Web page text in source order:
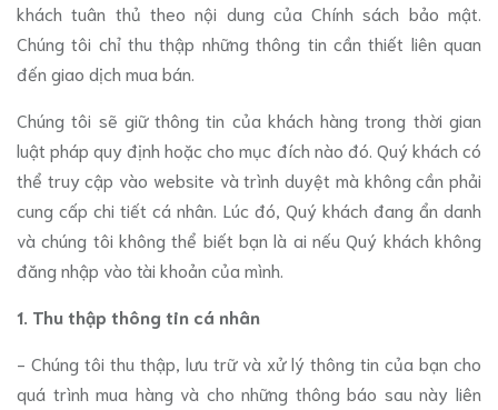
khách tuân thủ theo nội dung của Chính sách bảo mật.
Chúng tôi chỉ thu thập những thông tin cần thiết liên quan
đến giao dịch mua bán.
Chúng tôi sẽ giữ thông tin của khách hàng trong thời gian
luật pháp quy định hoặc cho mục đích nào đó. Quý khách có
thể truy cập vào website và trình duyệt mà không cần phải
cung cấp chi tiết cá nhân. Lúc đó, Quý khách đang ẩn danh
và chúng tôi không thể biết bạn là ai nếu Quý khách không
đăng nhập vào tài khoản của mình.
1. Thu thập thông tin cá nhân
- Chúng tôi thu thập, lưu trữ và xử lý thông tin của bạn cho
quá trình mua hàng và cho những thông báo sau này liên